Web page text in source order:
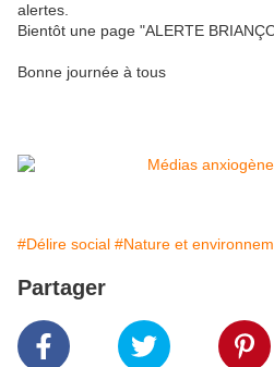
alertes.
Bientôt une page "ALERTE
Bonne journée à tous
#Délire social #Nature et
Partager